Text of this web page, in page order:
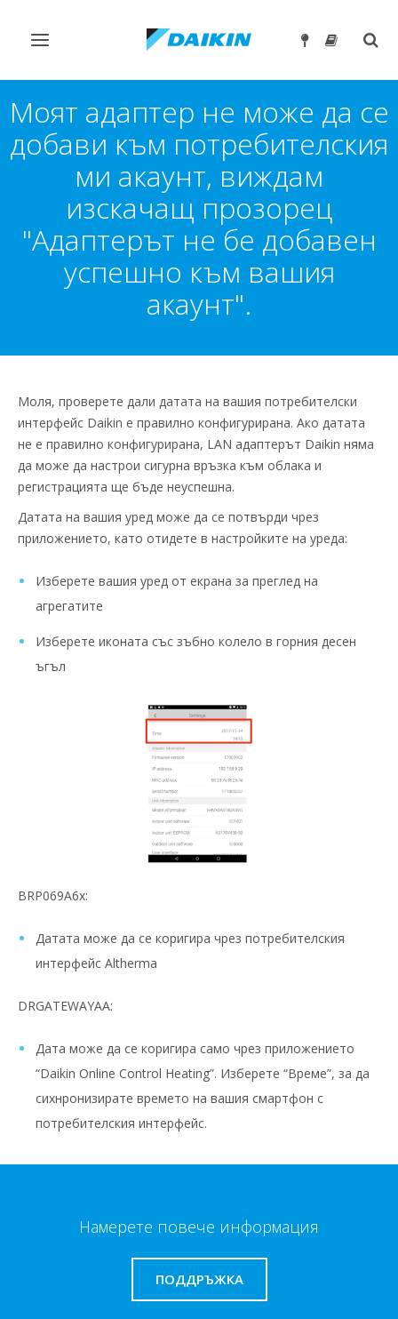
Превключване
навигация
Моят адаптер не може да се
добави към потребителския
ми акаунт, виждам
изскачащ прозорец
"Адаптерът не бе добавен
успешно към вашия
акаунт".
Моля, проверете дали датата на вашия потребителски
интерфейс Daikin е правилно конфигурирана. Ако датата
не е правилно конфигурирана, LAN адаптерът Daikin няма
да може да настрои сигурна връзка към облака и
регистрацията ще бъде неуспешна.
Датата на вашия уред може да се потвърди чрез
приложението, като отидете в настройките на уреда:
Изберете вашия уред от екрана за преглед на
агрегатите
Изберете иконата със зъбно колело в горния десен
ъгъл
BRP069A6x:
Датата може да се коригира чрез потребителския
интерфейс Altherma
DRGATEWAYAA:
Дата може да се коригира само чрез приложението
“Daikin Online Control Heating”. Изберете “Време”, за да
сихнронизирате времето на вашия смартфон с
потребителския интерфейс.
Намерете повече информация
ПОДДРЪЖКА